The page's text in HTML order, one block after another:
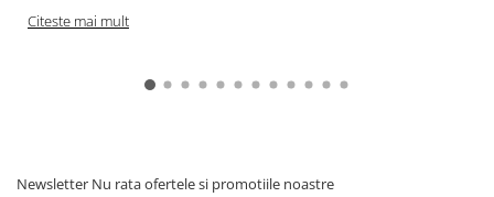
Citeste mai mult
Newsletter Nu rata ofertele si promotiile noastre